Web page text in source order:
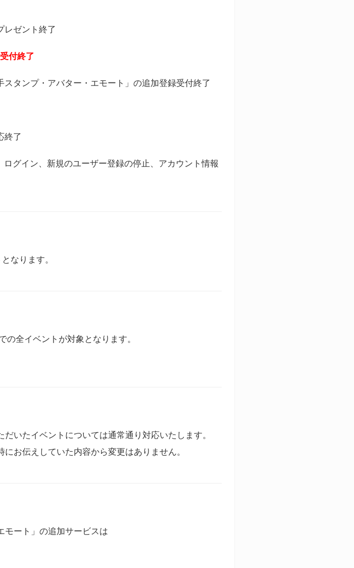
レゼント終了
付終了
タンプ・アバター・エモート」の追加登録受付終了
終了
ログイン、新規のユーザー登録の停止、アカウント情報
なります。
の全イベントが対象となります。
いたイベントについては通常通り対応いたします。
お伝えしていた内容から変更はありません。
モート」の追加サービスは